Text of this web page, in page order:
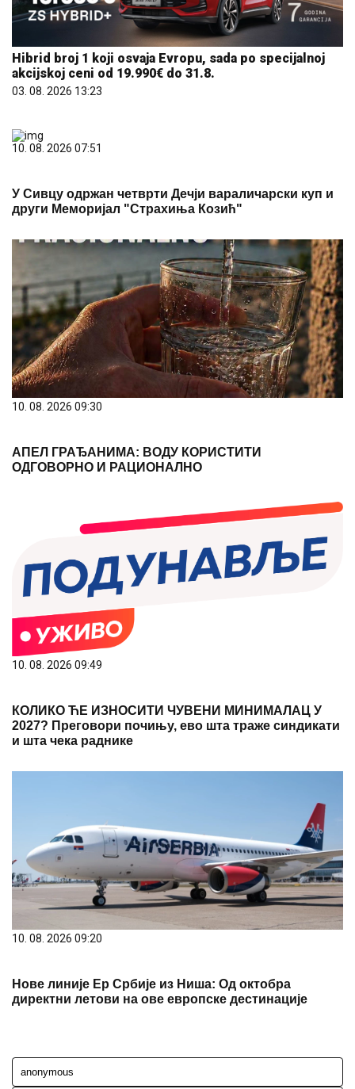
Hibrid broj 1 koji osvaja Evropu, sada po specijalnoj
akcijskoj ceni od 19.990€ do 31.8.
03. 08. 2026 13:23
10. 08. 2026 07:51
У Сивцу одржан четврти Дечји вараличарски куп и
други Меморијал "Страхиња Козић"
10. 08. 2026 09:30
АПЕЛ ГРАЂАНИМА: ВОДУ КОРИСТИТИ
ОДГОВОРНО И РАЦИОНАЛНО
10. 08. 2026 09:49
КОЛИКО ЋЕ ИЗНОСИТИ ЧУВЕНИ МИНИМАЛАЦ У
2027? Преговори почињу, ево шта траже синдикати
и шта чека раднике
10. 08. 2026 09:20
Нове линије Ер Србије из Ниша: Од октобра
директни летови на ове европске дестинације